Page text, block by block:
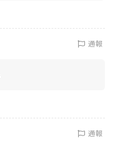
通報
通報